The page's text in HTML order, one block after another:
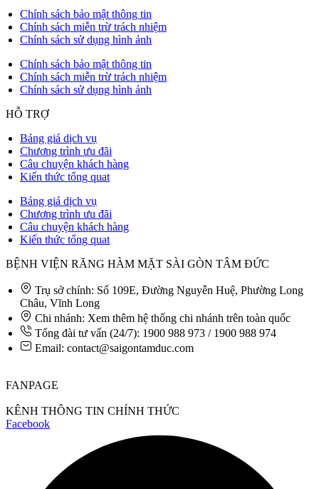
Chính sách bảo mật thông tin
Chính sách miễn trừ trách nhiệm
Chính sách sử dụng hình ảnh
Chính sách bảo mật thông tin
Chính sách miễn trừ trách nhiệm
Chính sách sử dụng hình ảnh
HỖ TRỢ
Bảng giá dịch vụ
Chương trình ưu đãi
Câu chuyện khách hàng
Kiến thức tổng quat
Bảng giá dịch vụ
Chương trình ưu đãi
Câu chuyện khách hàng
Kiến thức tổng quat
BỆNH VIỆN RĂNG HÀM MẶT SÀI GÒN TÂM ĐỨC
Trụ sở chính: Số 109E, Đường Nguyễn Huệ, Phường Long
Châu, Vĩnh Long
Chi nhánh: Xem thêm hệ thống chi nhánh trên toàn quốc
Tổng đài tư vấn (24/7): 1900 988 973 / 1900 988 974
Email: contact@saigontamduc.com
FANPAGE
KÊNH THÔNG TIN CHÍNH THỨC
Facebook